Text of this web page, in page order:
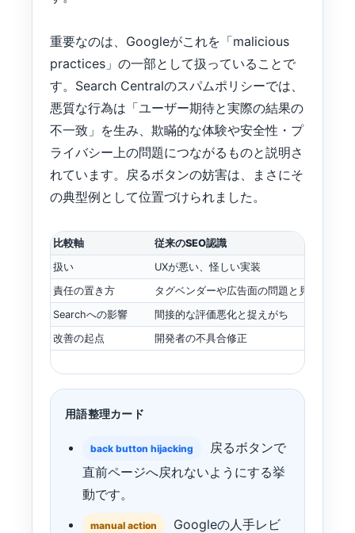
重要なのは、Googleがこれを「malicious
practices」の一部として扱っていることで
す。Search Centralのスパムポリシーでは、
悪質な行為は「ユーザー期待と実際の結果の
不一致」を生み、欺瞞的な体験や安全性・プ
ライバシー上の問題につながるものと説明さ
れています。戻るボタンの妨害は、まさにそ
の典型例として位置づけられました。
比較軸
従来のSEO認識
扱い
UXが悪い、怪しい実装
責任の置き方
タグベンダーや広告面の問題と見られがち
Searchへの影響
間接的な評価悪化と捉えがち
改善の起点
開発者の不具合修正
用語整理カード
back button hijacking
戻るボタンで
直前ページへ戻れないようにする挙
動です。
manual action
Googleの人手レビ